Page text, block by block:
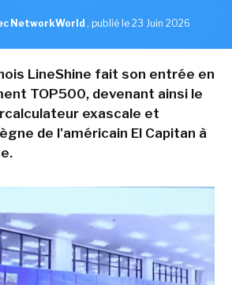
NetworkWorld , publié le 23 Juin 2026
LineShine fait son entrée en
TOP500, devenant ainsi le
exascale et
de l'américain El Capitan à